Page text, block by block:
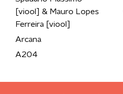
[viool] & Mauro Lopes
Ferreira [viool]
Arcana
A204